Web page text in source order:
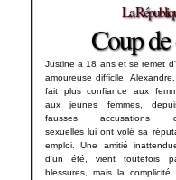
La
Coup
Justine a 18 ans et se remet
amoureuse difficile.
fait plus confiance aux
aux jeunes femmes,
fausses accusations
sexuelles lui ont volé sa
emploi. Une amitié
d'un été, vient toutefois
blessures, mais la complicité